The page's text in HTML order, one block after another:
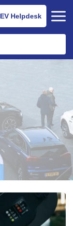
EV Helpdesk